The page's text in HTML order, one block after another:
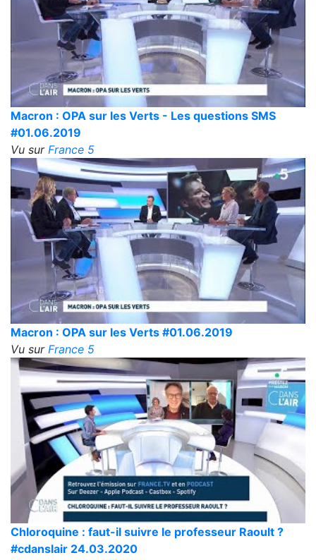
Macron : OPA sur les Verts - Les questions SMS
#01.06.2019
Vu sur France 5
Macron : OPA sur les Verts #01.06.2019
Vu sur France 5
Chloroquine : faut-il suivre le professeur Raoult ?
#cdanslair 24.03.2020